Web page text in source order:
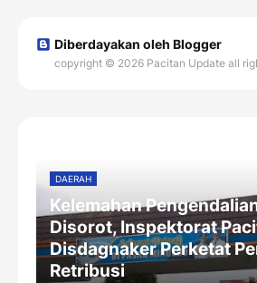
Diberdayakan oleh Blogger
copyright © 2026 Pacitan Update all
DAERAH
Kelemahan
Disorot, Inspektorat
Disdagnaker Perketat
Retribusi